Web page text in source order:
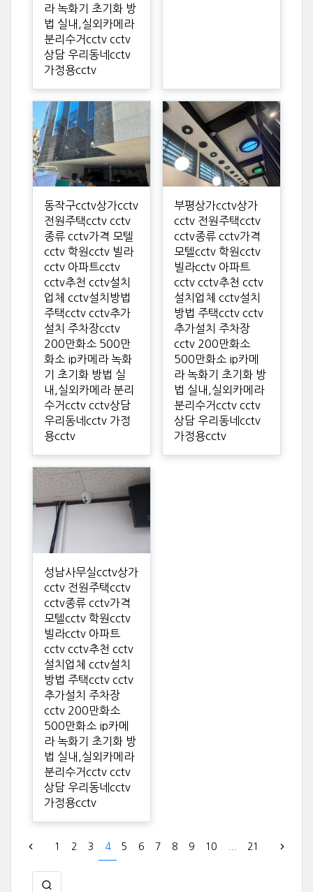
라 녹화기 초기화 방
법 실내,실외카메라
분리수거cctv cctv
상담 우리동네cctv
가정용cctv
동작구cctv상가cctv
전원주택cctv cctv
종류 cctv가격 모텔
cctv 학원cctv 빌라
cctv 아파트cctv
cctv추천 cctv설치
업체 cctv설치방법
주택cctv cctv추가
설치 주차장cctv
200만화소 500만
화소 ip카메라 녹화
기 초기화 방법 실
내,실외카메라 분리
수거cctv cctv상담
우리동네cctv 가정
용cctv
부평상가cctv상가
cctv 전원주택cctv
cctv종류 cctv가격
모텔cctv 학원cctv
빌라cctv 아파트
cctv cctv추천 cctv
설치업체 cctv설치
방법 주택cctv cctv
추가설치 주차장
cctv 200만화소
500만화소 ip카메
라 녹화기 초기화 방
법 실내,실외카메라
분리수거cctv cctv
상담 우리동네cctv
가정용cctv
성남사무실cctv상가
cctv 전원주택cctv
cctv종류 cctv가격
모텔cctv 학원cctv
빌라cctv 아파트
cctv cctv추천 cctv
설치업체 cctv설치
방법 주택cctv cctv
추가설치 주차장
cctv 200만화소
500만화소 ip카메
라 녹화기 초기화 방
법 실내,실외카메라
분리수거cctv cctv
상담 우리동네cctv
가정용cctv
1 2 3 4 5 6 7 8 9 10 21